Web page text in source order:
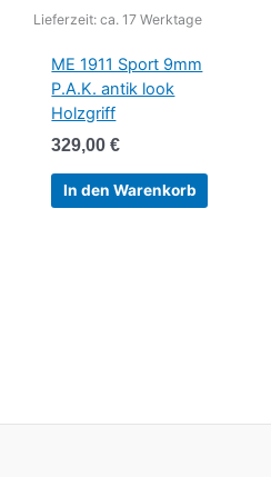
Lieferzeit: ca. 17 Werktage
ME 1911 Sport 9mm
P.A.K. antik look
Holzgriff
329,00€
In den Warenkorb